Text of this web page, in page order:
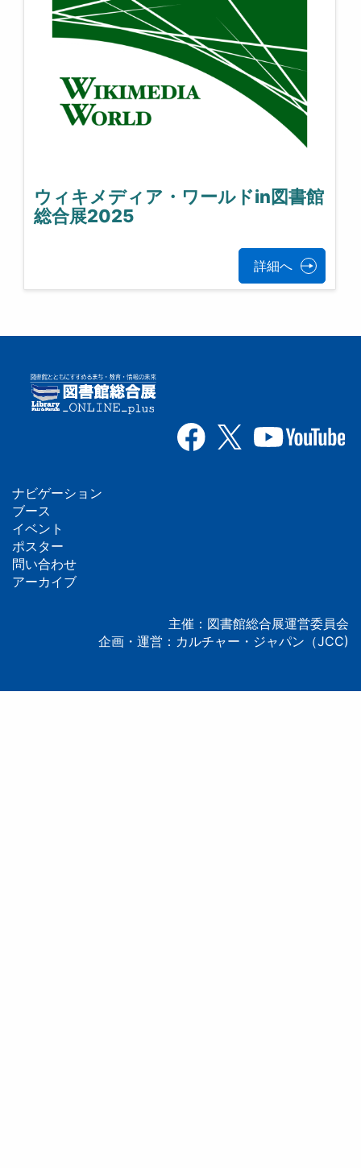
ウィキメディア・ワールドin図書館
総合展2025
詳細へ
フ
ッ
タ
ナビゲーション
ブース
イベント
ポスター
問い合わせ
アーカイブ
主催：図書館総合展運営委員会
企画・運営：カルチャー・ジャパン（JCC)